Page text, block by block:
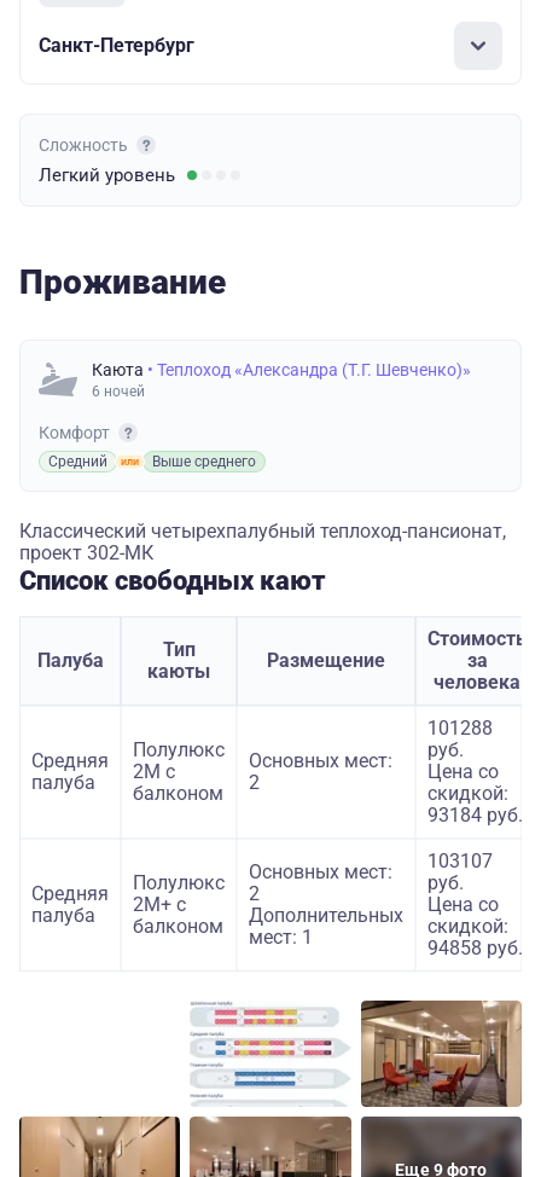
Санкт-Петербург
Сложность
Легкий уровень
Проживание
Каюта • Теплоход «Александра (Т.Г. Шевченко)»
6 ночей
Комфорт
Средний Выше среднего
Классический четырехпалубный теплоход-пансионат,
проект 302-МК
Список свободных кают
Палуба
Тип
каюты
Размещение
Стоимость
за
человека
Средняя
палуба
Полулюкс
2М с
балконом
Основных мест:
2
101288
руб.
Цена со
скидкой:
93184 руб.
Средняя
палуба
Полулюкс
2М+ с
балконом
Основных мест:
2
Дополнительных
мест: 1
103107
руб.
Цена со
скидкой:
94858 руб.
Еще 9 фото